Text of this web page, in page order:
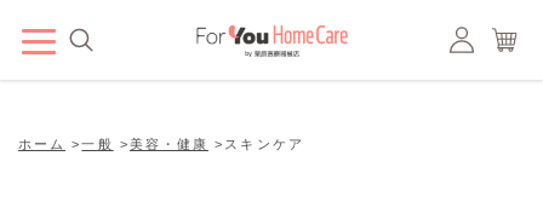
ホーム >一般 >美容・健康 > スキンケア